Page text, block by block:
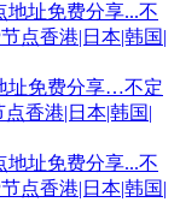
址免费分享…不定
香港|日本|韩国|